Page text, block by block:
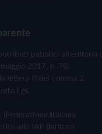
pubblici all'editoria
2017, n. 70.
lettera f) del comma 2
Lgs.
Italiana
allo IAP (Istituto